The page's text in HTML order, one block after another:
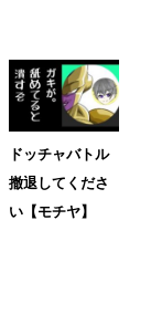
ドッチャバトル
撤退してくださ
い【モチヤ】